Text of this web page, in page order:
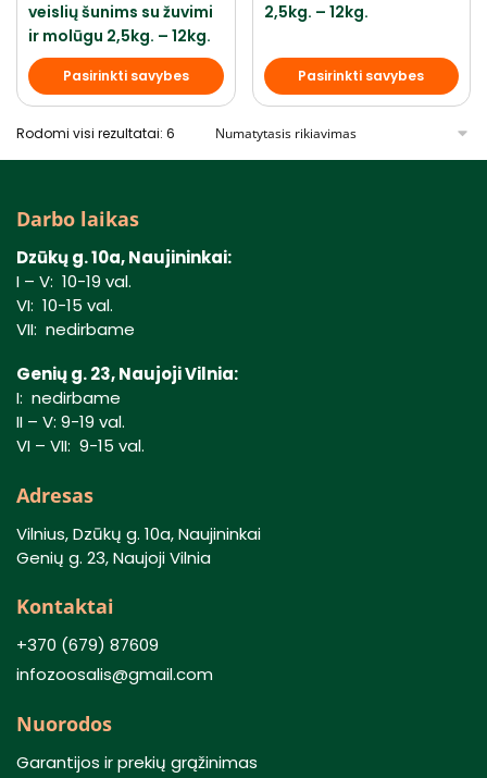
veislių šunims su žuvimi
ir molūgu 2,5kg. – 12kg.
Pasirinkti savybes
2,5kg. – 12kg.
Pasirinkti savybes
Rodomi visi rezultatai: 6
Darbo laikas
Dzūkų g. 10a, Naujininkai:
I – V: 10-19 val.
VI: 10-15 val.
VII: nedirbame
Genių g. 23, Naujoji Vilnia:
I: nedirbame
II – V: 9-19 val.
VI – VII: 9-15 val.
Adresas
Vilnius, Dzūkų g. 10a, Naujininkai
Genių g. 23, Naujoji Vilnia
Kontaktai
+370 (679) 87609
infozoosalis@gmail.com
Nuorodos
Garantijos ir prekių grąžinimas